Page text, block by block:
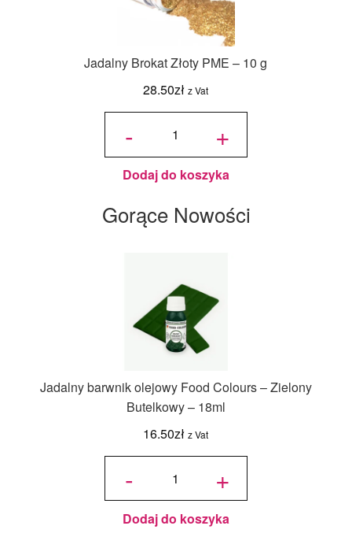
Jadalny Brokat Złoty PME – 10 g
28.50zł z Vat
-
ilość
Złoty
PME -
10 g +
Dodaj do koszyka
Gorące Nowości
Jadalny barwnik olejowy Food Colours – Zielony
Butelkowy – 18ml
16.50zł z Vat
-
ilość
olejowy
Food
Zielony
Butelkowy
+
Dodaj do koszyka